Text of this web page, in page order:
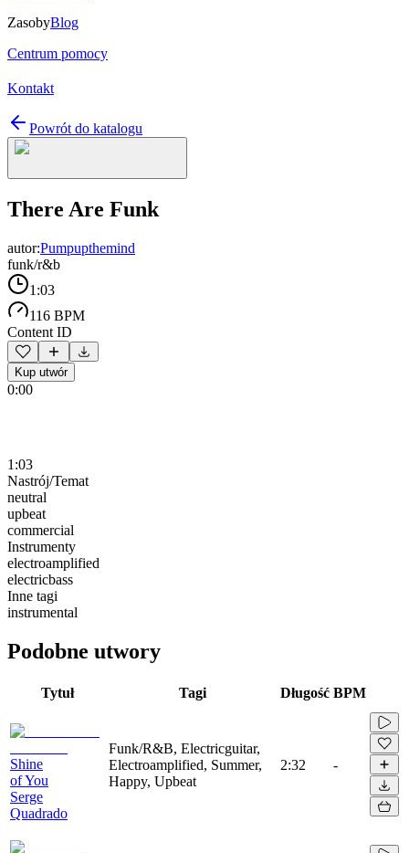
ZasobyBlog
Centrum pomocy
Kontakt
Powrót do katalogu
There Are Funk
autor:Pumpupthemind
funk/r&b
1:03
116 BPM
Content ID
Kup utwór
0:00
1:03
Nastrój/Temat
neutral
upbeat
commercial
Instrumenty
electroamplified
electricbass
Inne tagi
instrumental
Podobne utwory
Tytuł Tagi Długość BPM
Shine
of You
Serge
Quadrado
Funk/R&B, Electricguitar,
Electroamplified, Summer,
Happy, Upbeat
2:32 -